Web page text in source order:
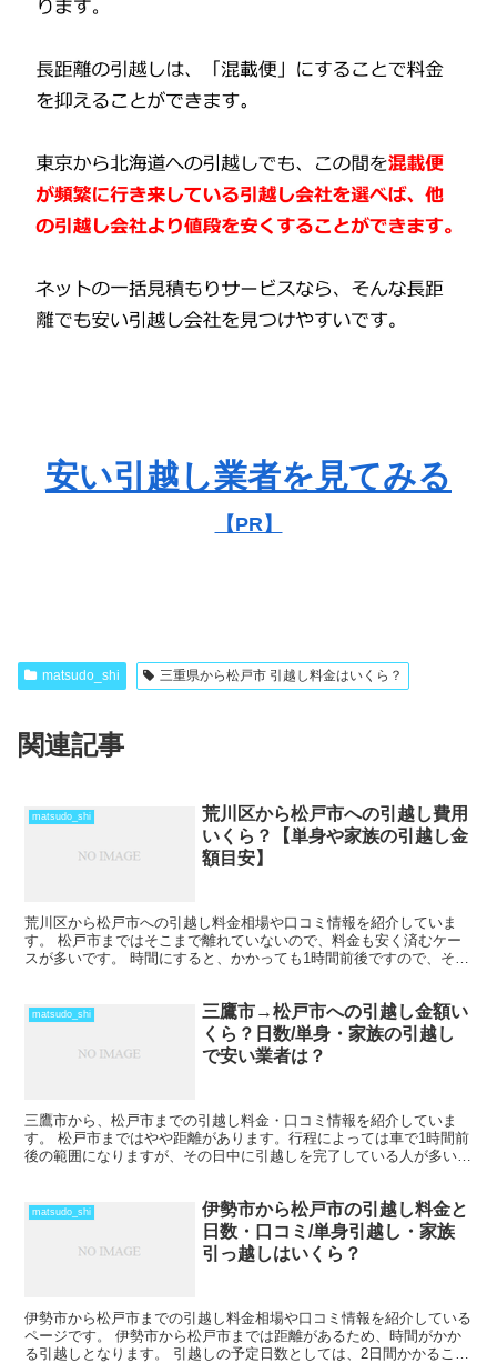
安い引越し業者を見てみる
【PR】
matsudo_shi 三重県から松戸市 引越し料金はいくら？
関連記事
matsudo_shi
荒川区から松戸市への引越し費用
いくら？【単身や家族の引越し金
額目安】
荒川区から松戸市への引越し料金相場や口コミ情報を紹介していま
す。 松戸市まではそこまで離れていないので、料金も安く済むケー
スが多いです。 時間にすると、かかっても1時間前後ですので、その
matsudo_shi
三鷹市→松戸市への引越し金額い
くら？日数/単身・家族の引越し
で安い業者は？
三鷹市から、松戸市までの引越し料金・口コミ情報を紹介していま
す。 松戸市まではやや距離があります。行程によっては車で1時間前
後の範囲になりますが、その日中に引越しを完了している人が多いで
matsudo_shi
伊勢市から松戸市の引越し料金と
日数・口コミ/単身引越し・家族
引っ越しはいくら？
伊勢市から松戸市までの引越し料金相場や口コミ情報を紹介している
ページです。 伊勢市から松戸市までは距離があるため、時間がかか
る引越しとなります。 引越しの予定日数としては、2日間かかること